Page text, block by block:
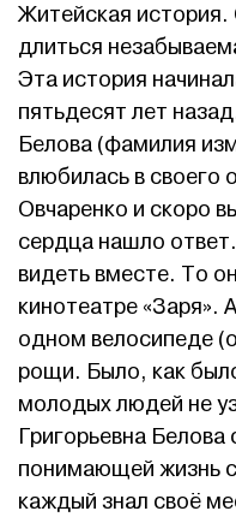
Житейская
длиться
Эта история
пятьдесят лет
Белова (фамилия
влюбилась в
Овчаренко и скоро
сердца нашло
видеть вместе. То
кинотеатре «Заря».
одном велосипеде
рощи. Было, как
молодых людей не
Григорьевна
понимающей жизнь
каждый знал своё